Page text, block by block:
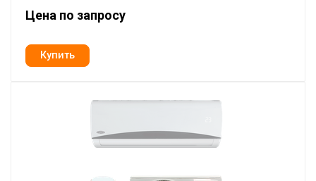
Цена по запросу